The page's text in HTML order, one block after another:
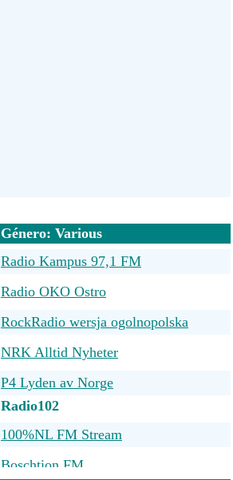
Género: Various
Radio Kampus 97,1 FM
Radio OKO Ostro
RockRadio wersja ogolnopolska
NRK Alltid Nyheter
P4 Lyden av Norge
Radio102
100%NL FM Stream
Boschtion FM